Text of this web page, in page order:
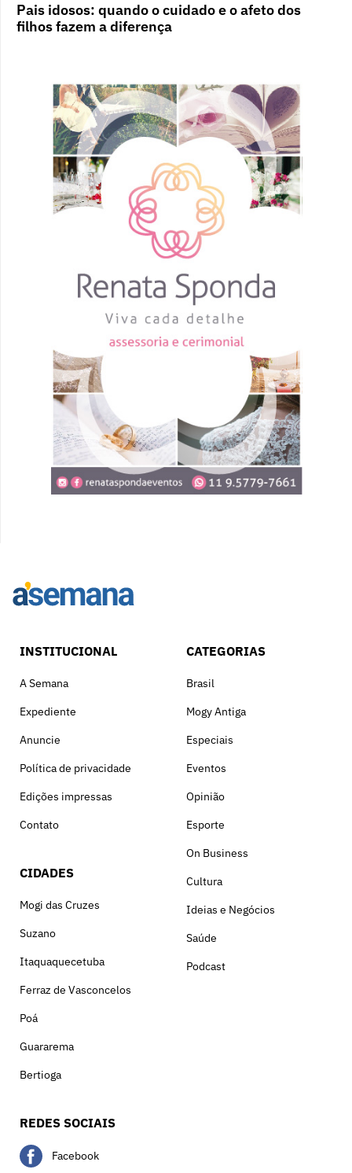
Pais idosos: quando o cuidado e o afeto dos
filhos fazem a diferença
INSTITUCIONAL
A Semana
Expediente
Anuncie
Política de privacidade
Edições impressas
Contato
CIDADES
Mogi das Cruzes
Suzano
Itaquaquecetuba
Ferraz de Vasconcelos
Poá
Guararema
Bertioga
CATEGORIAS
Brasil
Mogy Antiga
Especiais
Eventos
Opinião
Esporte
On Business
Cultura
Ideias e Negócios
Saúde
Podcast
REDES SOCIAIS
Facebook